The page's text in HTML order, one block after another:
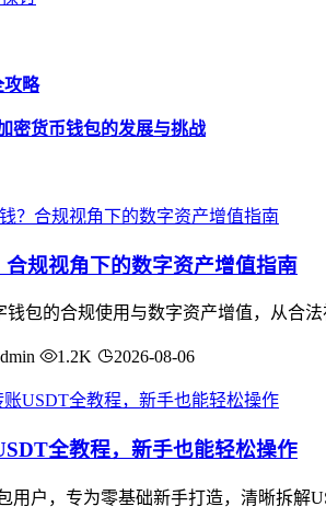
略
密货币钱包的发展与挑战
规视角下的数字资产增值指南
钱包的合规使用与数字资产增值，从合
1.2K 2026-08-06
全教程，新手也能轻松操作
用户，专为零基础新手打造，清晰拆解